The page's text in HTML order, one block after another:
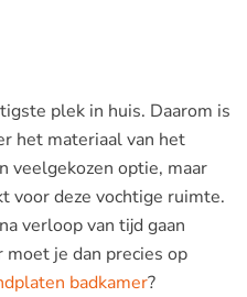
plek in huis. Daarom is
het materiaal van het
veelgekozen optie, maar
voor deze vochtige ruimte.
verloop van tijd gaan
je dan precies op
badkamer?